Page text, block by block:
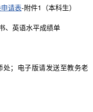
请表-附件1（本科生）
、英语水平成绩单
；电子版请发送至教务老